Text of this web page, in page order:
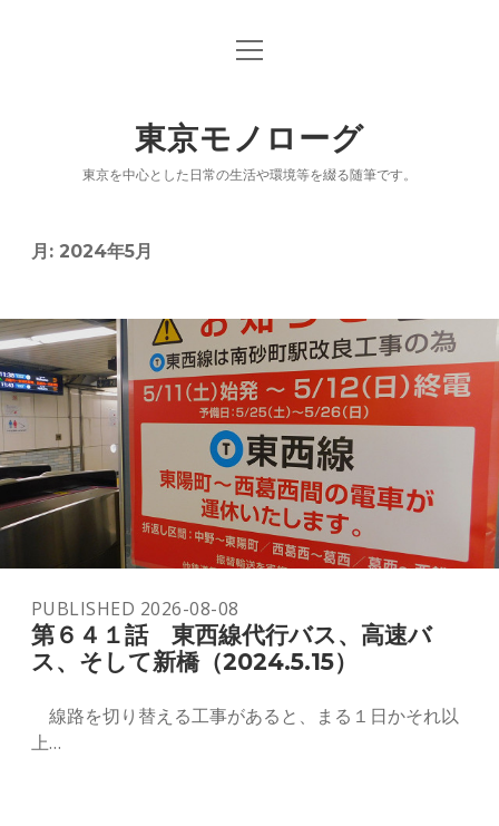
「東京モノローグ」オリジナル版
「続々 東京百景」
鉄道クイズシリーズ「駅Ｑ」
電子書籍（パブー公開分）
NOTE
youtube
open
東京モノローグ
東京を中心とした日常の生活や環境等を綴る随筆です。
月: 2024年5月
PUBLISHED 2026-08-08
第６４１話 東西線代行バス、高速バ
ス、そして新橋（2024.5.15）
線路を切り替える工事があると、まる１日かそれ以
上…